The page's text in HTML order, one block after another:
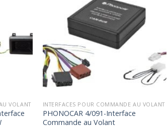
Ajouter
à la
wishlist
VOLANT
Ajouter
INTERFACES POUR COMMANDE AU VOLANT
PHONOCAR 4/091-Interface
Commande au Volant